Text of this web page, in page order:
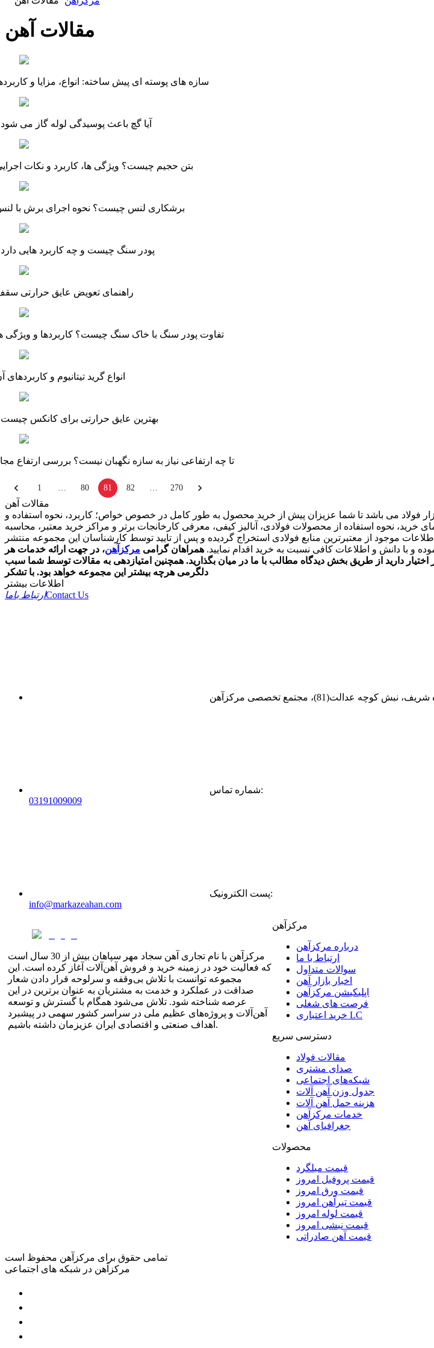
مقالات آهن
سازه های پوسته ای پیش ساخته: انواع، مزایا و
آیا گچ باعث پوسیدگی لوله گاز می
بتن حجیم چیست؟ ویژگی ها، کاربرد و نکات
برشکاری لنس چیست؟ نحوه اجرای برش با
پودر سنگ چیست و چه کاربرد هایی
راهنمای تعویض عایق حرارتی
تفاوت پودر سنگ با خاک سنگ چیست؟ کاربردها و ویژگی
انواع گرید تیتانیوم و کاربردهای
بهترین عایق حرارتی برای کانکس
تا چه ارتفاعی نیاز به سازه نگهبان نیست؟ بررسی ارتفاع
1 80 81 82 270
مقالات آهن
فولاد می باشد تا شما عزیزان پیش از خرید محصول به طور کامل در خصوص خواص؛ کاربرد، نحوه استفاده و
نحوه استفاده از محصولات فولادی، آنالیز کیفی، معرفی کارخانجات برتر و مراکز خرید معتبر، محاسبه
موجود از معتبرترین منابع فولادی استخراج گردیده و پس از تایید توسط کارشناسان این مجموعه منتشر
و با دانش و اطلاعات کافی نسبت به خرید اقدام نمایید. همراهان گرامی مرکزآهن، در جهت ارائه خدمات هر
دارید از طریق بخش دیدگاه مطالب با ما در میان بگذارید. همچنین امتیازدهی به مقالات توسط شما سبب
دلگرمی هرچه بیشتر این مجموعه خواهد بود. با تشکر
اطلاعات بیشتر
ارتباط باماContact Us
عدالت(81)، مجتمع تخصصی مرکزآهن
شماره تماس:
03191009009
پست الکترونیک:
info@markazeahan.com
مرکزآهن با نام تجاری آهن سجاد مهر سپاهان بیش از 30 سال است
که فعالیت خود در زمینه خرید و فروش آهن‌آلات آغاز کرده است. این
مجموعه توانست با تلاش بی‌وقفه و سرلوحه قرار دادن شعار
صداقت در عملکرد و خدمت به مشتریان به عنوان برترین در این
عرصه شناخته شود. تلاش می‌شود همگام با گسترش و توسعه
آهن‌آلات و پروژه‌های عظیم ملی در سراسر کشور سهمی در پیشبرد
اهداف صنعتی و اقتصادی ایران عزیزمان داشته باشیم.
مرکزآهن
درباره مرکزآهن
ارتباط با ما
سوالات متداول
اخبار بازار آهن
اپلیکیشن مرکزآهن
فرصت های شغلی
خرید اعتباری LC
دسترسی سریع
مقالات فولاد
صدای مشتری
شبکه‌های اجتماعی
جدول وزن آهن آلات
هزینه حمل آهن آلات
خدمات مرکزآهن
جغرافیای آهن
محصولات
قیمت میلگرد
قیمت پروفیل امروز
قیمت ورق امروز
قیمت تیرآهن امروز
قیمت لوله امروز
قیمت نبشی امروز
قیمت آهن صادراتی
تمامی حقوق برای مرکزآهن محفوظ است
مرکزآهن در شبکه های اجتماعی